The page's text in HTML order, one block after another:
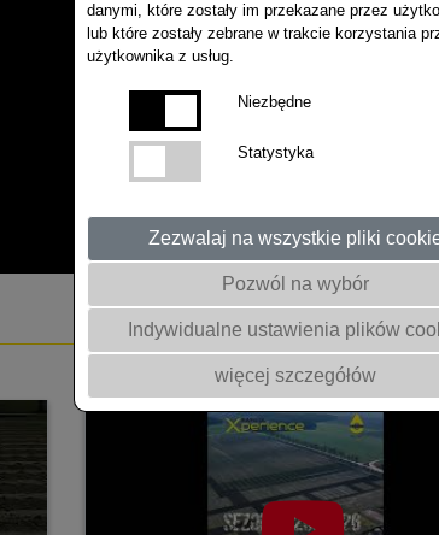
danymi, które zostały im przekazane przez
lub które zostały zebrane w trakcie korzystania
użytkownika z usług.
Niezbędne
Statystyka
Zezwalaj na wszystkie pliki
Pozwól na wybór
Indywidualne ustawienia plików
więcej szczegółów